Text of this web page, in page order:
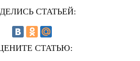
СТАТЬЕЙ:
СТАТЬЮ: